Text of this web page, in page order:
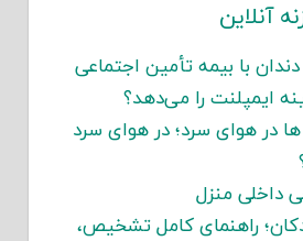
آنلاین
با بیمه تأمین اجتماعی
در هوای سرد؛ در هوای سرد
داخلی منزل
راهنمای کامل تشخیص،